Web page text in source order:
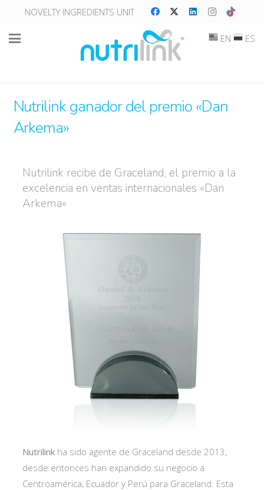
NOVELTY INGREDIENTS UNIT
EN ES
Nutrilink ganador del premio «Dan
Arkema»
Nutrilink recibe de Graceland, el premio a la
excelencia en ventas internacionales «Dan
Arkema»
Nutrilinkha sido agente de Graceland desde 2013,
desde entonces han expandido su negocio a
Centroamérica, Ecuador y Perú para Graceland. Esta